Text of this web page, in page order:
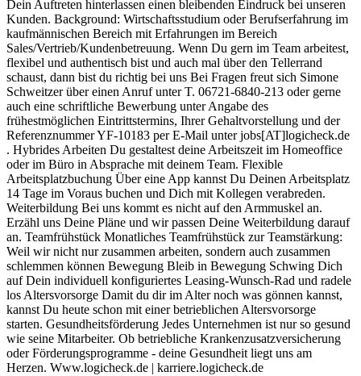
Dein Auftreten hinterlassen einen bleibenden Eindruck bei unseren
Kunden. Background: Wirtschaftsstudium oder Berufserfahrung im
kaufmännischen Bereich mit Erfahrungen im Bereich
Sales/Vertrieb/Kundenbetreuung. Wenn Du gern im Team arbeitest,
flexibel und authentisch bist und auch mal über den Tellerrand
schaust, dann bist du richtig bei uns Bei Fragen freut sich Simone
Schweitzer über einen Anruf unter T. 06721-6840-213 oder gerne
auch eine schriftliche Bewerbung unter Angabe des
frühestmöglichen Eintrittstermins, Ihrer Gehaltvorstellung und der
Referenznummer YF-10183 per E-Mail unter jobs[AT]logicheck.de
. Hybrides Arbeiten Du gestaltest deine Arbeitszeit im Homeoffice
oder im Büro in Abspra­che mit deinem Team. Flexible
Arbeitsplatzbuchung Über eine App kannst Du Deinen Arbeitsplatz
14 Tage im Voraus buchen und Dich mit Kollegen verabreden.
Weiterbildung Bei uns kommt es nicht auf den Arm­muskel an.
Erzähl uns Deine Pläne und wir passen Deine Weiterbildung darauf
an. Teamfrühstück Monatliches Teamfrühstück zur Teamstärkung:
Weil wir nicht nur zusammen arbeiten, sondern auch zusammen
schlemmen können Bewegung Bleib in Bewegung Schwing Dich
auf Dein individuell konfiguriertes Leasing-Wunsch-Rad und radele
los Altersvorsorge Damit du dir im Alter noch was gönnen kannst,
kannst Du heute schon mit einer betrieblichen Altersvorsorge
starten. Gesundheitsförderung Jedes Unternehmen ist nur so gesund
wie seine Mitarbeiter. Ob betriebliche Krankenzusatzversicherung
oder Förderungsprogramme - deine Gesundheit liegt uns am
Herzen. Www.logicheck.de | karriere.logicheck.de